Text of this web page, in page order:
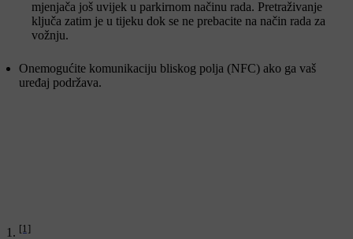
mjenjača još uvijek u parkirnom načinu rada. Pretraživanje
ključa zatim je u tijeku dok se ne prebacite na način rada za
vožnju.
Onemogućite komunikaciju bliskog polja (NFC) ako ga vaš
uređaj podržava.
[1]